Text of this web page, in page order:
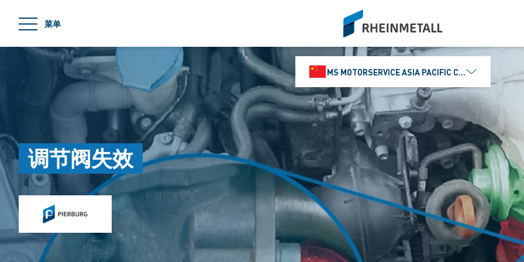
菜单
siteLogo
MS MOTORSERVICE ASIA PACIFIC CO., LTD.
调节阀失效